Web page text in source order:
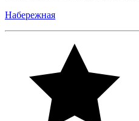
Набережная